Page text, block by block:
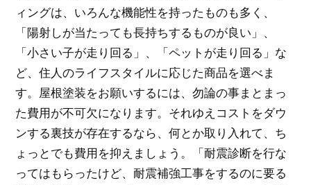
ィングは、いろんな機能性を持ったものも多く、
「陽射しが当たっても長持ちするものが良い」、
「小さい子が走り回る」、「ペットが走り回る」な
ど、住人のライフスタイルに応じた商品を選べま
す。屋根塗装をお願いするには、勿論の事まとまっ
た費用が不可欠になります。それゆえコストをダウ
ンする裏技が存在するなら、何とか取り入れて、ち
ょっとでも費用を抑えましょう。「耐震診断を行な
ってはもらったけど、耐震補強工事をするのに要る